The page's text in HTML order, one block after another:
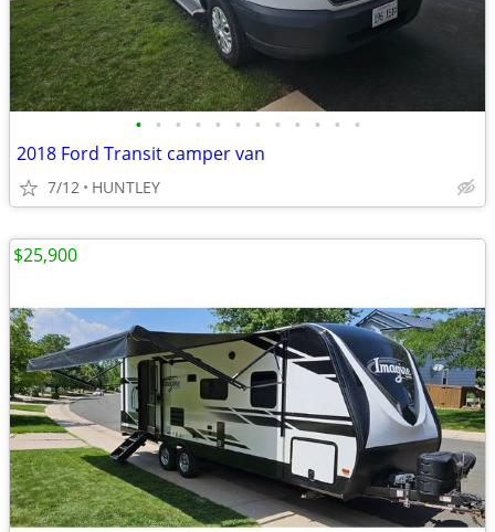
• • • • • • • • • • • •
2018 Ford Transit camper van
7/12 HUNTLEY
$25,900